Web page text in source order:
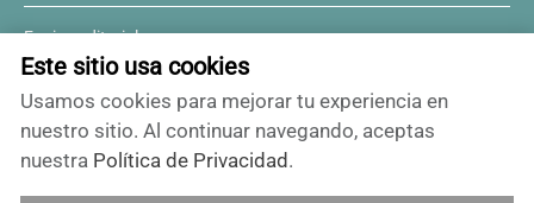
Este sitio usa cookies
Usamos cookies para mejorar tu experiencia en
nuestro sitio. Al continuar navegando, aceptas
nuestra Política de Privacidad.
Equipo editorial
Comité editorial
¿Desea ser revisor?
Contactos y soporte